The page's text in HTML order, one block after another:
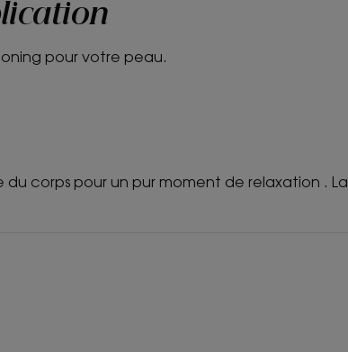
pour votre peau.
du corps pour un pur moment de relaxation . La